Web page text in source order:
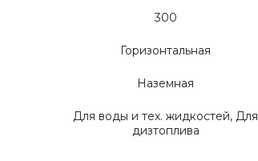
300
Горизонтальная
Наземная
Для воды и тех. жидкостей, Для
дизтоплива